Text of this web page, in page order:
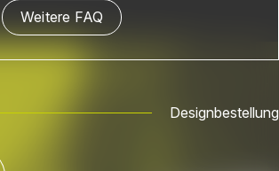
Weitere FAQ
Designbestellung